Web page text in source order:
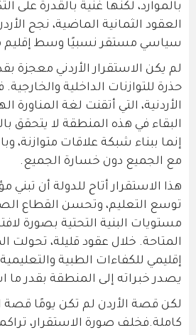
بالموارد، لكنها غنية بالقدرة على
العقود الثمانية الماضية، نجح
سياسي مستقر نسبيًا وسط
لم يكن الاستقرار الأردني معجزة
حذرة للتوازنات الداخلية
الأردنية، التي أتقنت لغة المناورة
البقاء في هذه المنطقة لا يتحقق
إنما ببناء شبكة علاقات متوازنة،
مع الجميع دون خسارة الجميع.
هذا الاستقرار أتاح للدولة أن
توسع التعليم، وتحسن القطاع
مستويات البنية التحتية بصورة
المتاحة. خلال عقود قليلة، تحولت
إقليمي للكفاءات الطبية
يصدر خبراته إلى المنطقة بقدر ما
لكن قصة الأردن لم تكن يومًا قصة
كاملة.فخلف صورة الاستقرار،